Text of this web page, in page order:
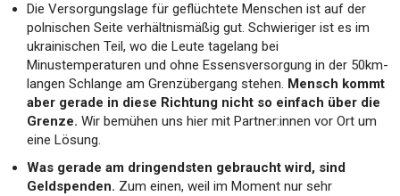
Die Versorgungslage für geflüchtete Menschen ist auf der
polnischen Seite verhältnismäßig gut. Schwieriger ist es im
ukrainischen Teil, wo die Leute tagelang bei
Minustemperaturen und ohne Essensversorgung in der 50km-
langen Schlange am Grenzübergang stehen. Mensch kommt
aber gerade in diese Richtung nicht so einfach über die
Grenze. Wir bemühen uns hier mit Partner:innen vor Ort um
eine Lösung.
Was gerade am dringendsten gebraucht wird, sind
Geldspenden. Zum einen, weil im Moment nur sehr